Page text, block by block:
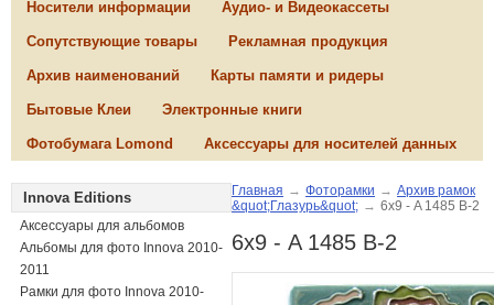
Носители информации Аудио- и Видеокассеты
Сопутствующие товары Рекламная продукция
Архив наименований Карты памяти и ридеры
Бытовые Клеи Электронные книги
Фотобумага Lomond Аксессуары для носителей данных
Innova Editions
Аксессуары для альбомов
Альбомы для фото Innova 2010-
2011
Рамки для фото Innova 2010-
Главная → Фоторамки → Архив рамок
&quot;Глазурь&quot; → 6х9 - A 1485 B-2
6х9 - A 1485 B-2